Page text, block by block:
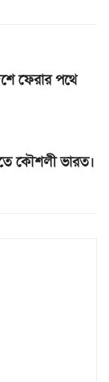
ফেরার পথে
কৌশলী ভারত।